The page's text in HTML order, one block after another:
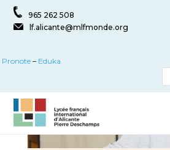
965 262 508
lf.alicante@mlfmonde.org
Pronote – Eduka